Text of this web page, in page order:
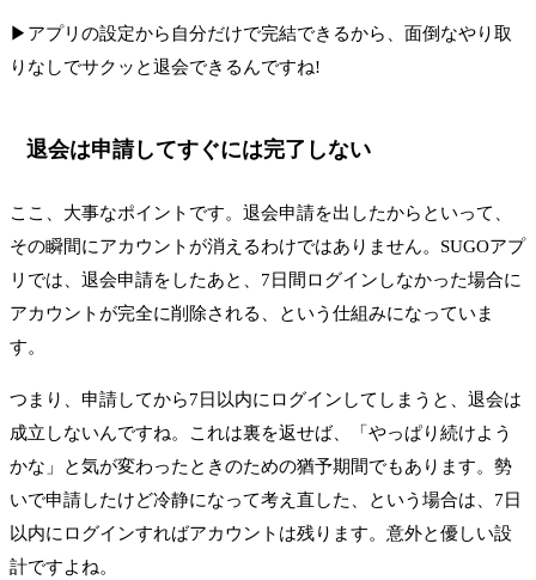
▶アプリの設定から自分だけで完結できるから、面倒なやり取
りなしでサクッと退会できるんですね!
退会は申請してすぐには完了しない
ここ、大事なポイントです。退会申請を出したからといって、
その瞬間にアカウントが消えるわけではありません。SUGOアプ
リでは、退会申請をしたあと、7日間ログインしなかった場合に
アカウントが完全に削除される、という仕組みになっていま
す。
つまり、申請してから7日以内にログインしてしまうと、退会は
成立しないんですね。これは裏を返せば、「やっぱり続けよう
かな」と気が変わったときのための猶予期間でもあります。勢
いで申請したけど冷静になって考え直した、という場合は、7日
以内にログインすればアカウントは残ります。意外と優しい設
計ですよね。